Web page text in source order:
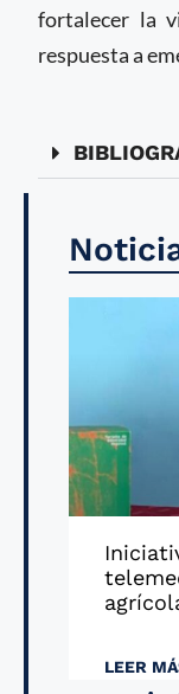
fortalecer la
respuesta a
LEER